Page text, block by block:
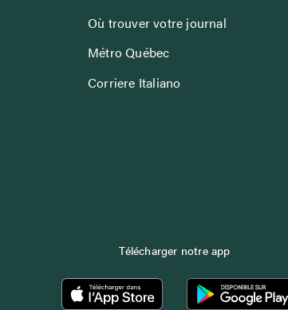
Où trouver votre journal
Métro Québec
Corriere Italiano
Télécharger notre app